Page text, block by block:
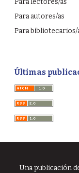
Para lectores/as
Para autores/as
Para bibliotecarios/
Últimas
Una publicación